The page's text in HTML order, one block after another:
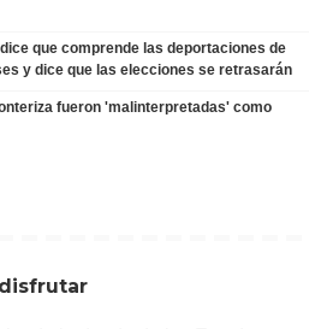
que comprende las deportaciones de
y dice que las elecciones se retrasarán
fueron 'malinterpretadas' como